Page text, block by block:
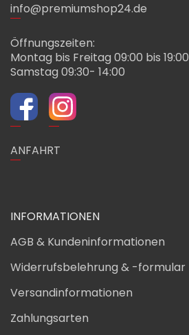
info@premiumshop24.de
Öffnungszeiten:
Montag bis Freitag 09:00 bis 19:00
Samstag 09:30- 14:00
ANFAHRT
INFORMATIONEN
AGB & Kundeninformationen
Widerrufsbelehrung & -formular
Versandinformationen
Zahlungsarten